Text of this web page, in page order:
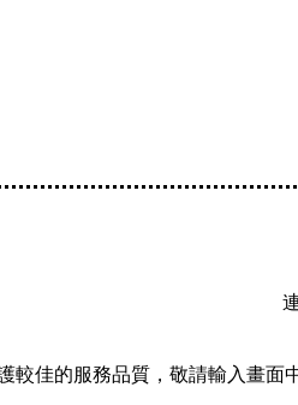
較佳的服務品質，敬請輸入畫面